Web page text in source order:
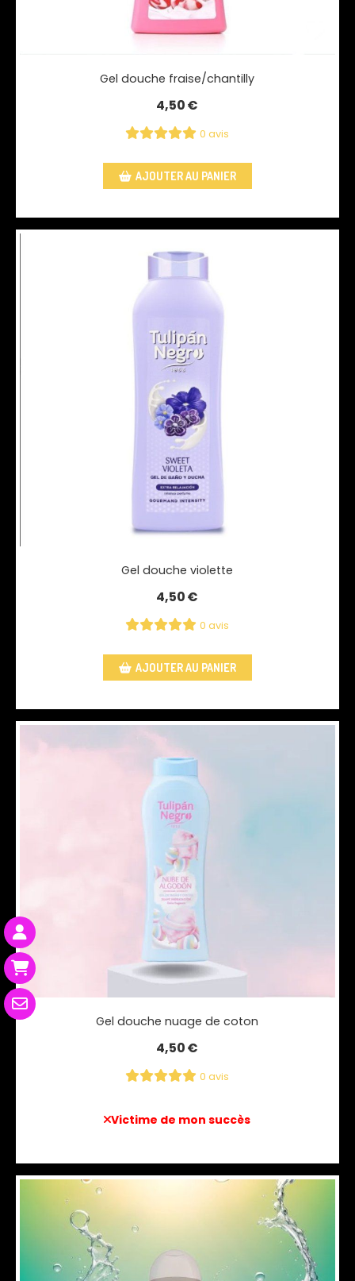
Gel douche fraise/chantilly
4,50€
0 avis
AJOUTER AU PANIER
Gel douche violette
4,50€
0 avis
AJOUTER AU PANIER
Gel douche nuage de coton
4,50€
0 avis
Victime de mon succès